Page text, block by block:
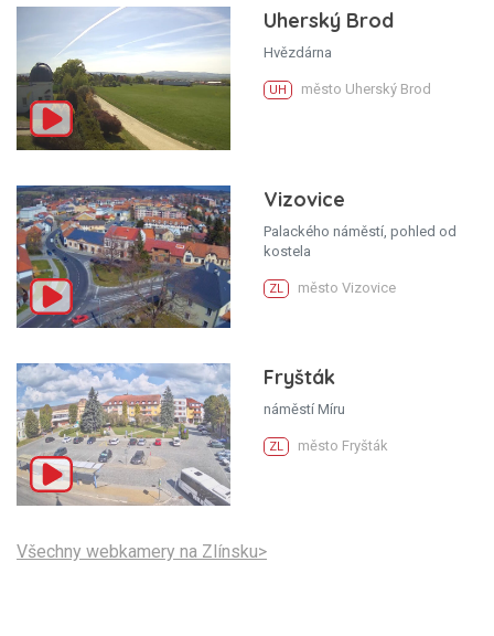
Uherský Brod
Hvězdárna
UH město Uherský Brod
Vizovice
Palackého náměstí, pohled od
kostela
ZL město Vizovice
Fryšták
náměstí Míru
ZL město Fryšták
Všechny webkamery na Zlínsku>